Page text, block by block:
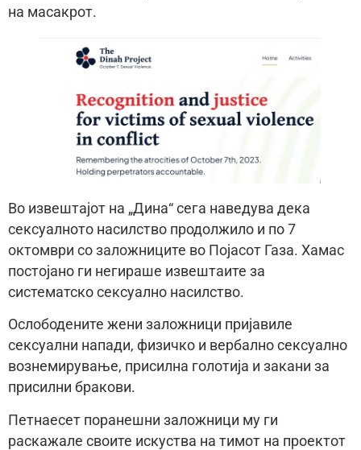
на масакрот.
Во извештајот на „Дина“ сега наведува дека
сексуалното насилство продолжило и по 7
октомври со заложниците во Појасот Газа. Хамас
постојано ги негираше извештаите за
систематско сексуално насилство.
Ослободените жени заложници пријавиле
сексуални напади, физичко и вербално сексуално
вознемирување, присилна голотија и закани за
присилни бракови.
Петнаесет поранешни заложници му ги
раскажале своите искуства на тимот на проектот